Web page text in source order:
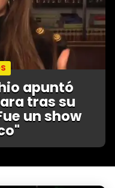
apuntó
tras su
un show